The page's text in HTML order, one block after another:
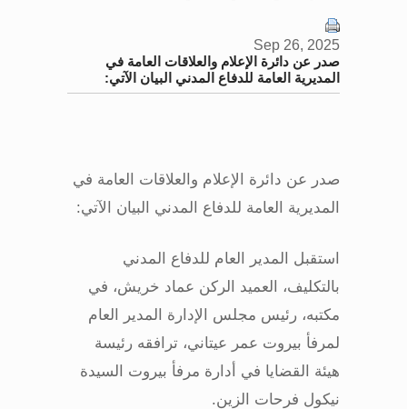
Sep 26, 2025
صدر عن دائرة الإعلام والعلاقات العامة في
المديرية العامة للدفاع المدني البيان الآتي:
صدر عن دائرة الإعلام والعلاقات العامة في
المديرية العامة للدفاع المدني البيان الآتي:
استقبل المدير العام للدفاع المدني
بالتكليف، العميد الركن عماد خريش، في
مكتبه، رئيس مجلس الإدارة المدير العام
لمرفأ بيروت عمر عيتاني، ترافقه رئيسة
هيئة القضايا في أدارة مرفأ بيروت السيدة
نيكول فرحات الزين.